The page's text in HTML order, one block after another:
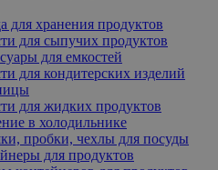
для хранения продуктов
для сыпучих продуктов
для емкостей
для кондитерских изделий
для жидких продуктов
в холодильнике
пробки, чехлы для посуды
для продуктов